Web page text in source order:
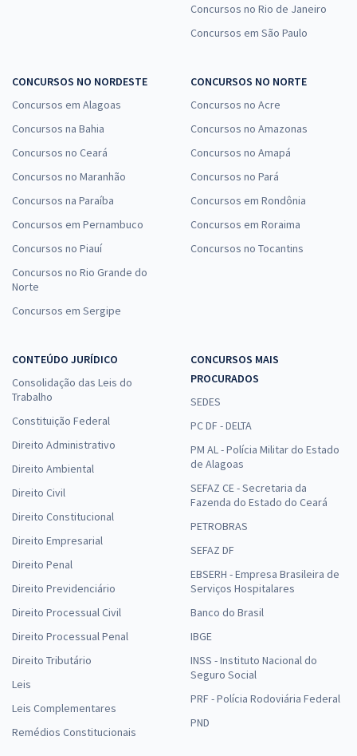
Concursos no Rio de Janeiro
Concursos em São Paulo
CONCURSOS NO NORDESTE
Concursos em Alagoas
Concursos na Bahia
Concursos no Ceará
Concursos no Maranhão
Concursos na Paraíba
Concursos em Pernambuco
Concursos no Piauí
Concursos no Rio Grande do
Norte
Concursos em Sergipe
CONCURSOS NO NORTE
Concursos no Acre
Concursos no Amazonas
Concursos no Amapá
Concursos no Pará
Concursos em Rondônia
Concursos em Roraima
Concursos no Tocantins
CONTEÚDO JURÍDICO
Consolidação das Leis do
Trabalho
Constituição Federal
Direito Administrativo
Direito Ambiental
Direito Civil
Direito Constitucional
Direito Empresarial
Direito Penal
Direito Previdenciário
Direito Processual Civil
Direito Processual Penal
Direito Tributário
Leis
Leis Complementares
Remédios Constitucionais
CONCURSOS MAIS
PROCURADOS
SEDES
PC DF - DELTA
PM AL - Polícia Militar do Estado
de Alagoas
SEFAZ CE - Secretaria da
Fazenda do Estado do Ceará
PETROBRAS
SEFAZ DF
EBSERH - Empresa Brasileira de
Serviços Hospitalares
Banco do Brasil
IBGE
INSS - Instituto Nacional do
Seguro Social
PRF - Polícia Rodoviária Federal
PND